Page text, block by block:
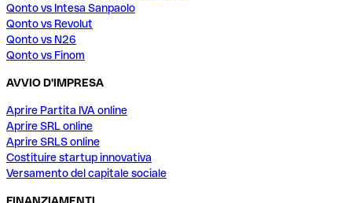
Qonto vs Intesa Sanpaolo
Qonto vs Revolut
Qonto vs N26
Qonto vs Finom
AVVIO D'IMPRESA
Aprire Partita IVA online
Aprire SRL online
Aprire SRLS online
Costituire startup innovativa
Versamento del capitale sociale